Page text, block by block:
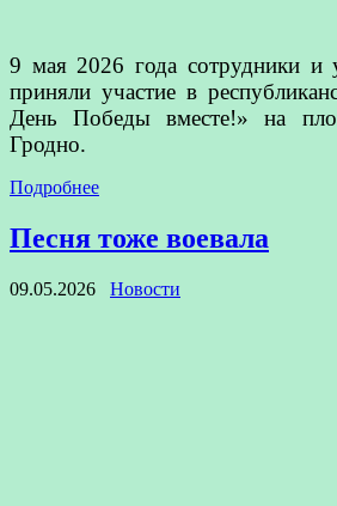
9 мая 2026 года сотрудники и
приняли участие в
День Победы вместе!» на
Гродно.
Подробнее
Песня тоже воевала
09.05.2026 Новости